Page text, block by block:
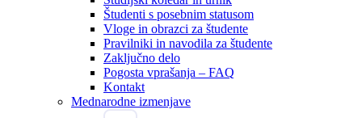
Študenti s posebnim statusom
Vloge in obrazci za študente
Pravilniki in navodila za študente
Zaključno delo
Pogosta vprašanja – FAQ
Kontakt
Mednarodne izmenjave